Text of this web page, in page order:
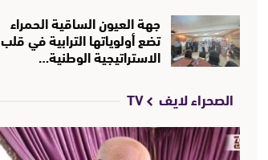
جهة العيون الساقية الحمراء
تضع أولوياتها الترابية في قلب
الاستراتيجية الوطنية…
الصحراء لايف TV